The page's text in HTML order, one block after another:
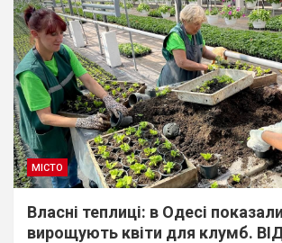
МІСТО
Власні теплиці: в Одесі
вирощують квіти для клумб.